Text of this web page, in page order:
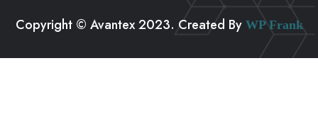
Copyright © Avantex 2023. Created By WP Frank